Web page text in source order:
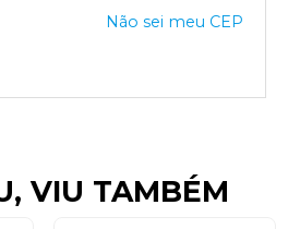
Não sei meu CEP
VIU TAMBÉM